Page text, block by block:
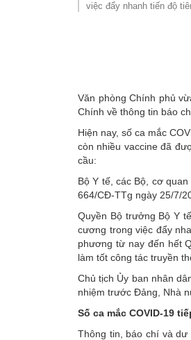
việc đẩy nhanh tiến độ
Văn phòng Chính phủ
Chính về thông tin báo
Hiện nay, số ca mắc
còn nhiều vaccine đã
cầu:
Bộ Y tế, các Bộ, cơ
664/CĐ-TTg ngày 25/7/
Quyền Bộ trưởng Bộ Y
cương trong việc đẩy
phương từ nay đến hết
làm tốt công tác truyền
Chủ tịch Ủy ban nhân
nhiệm trước Đảng, Nhà
Số ca mắc COVID-19
Thông tin, báo chí và dư